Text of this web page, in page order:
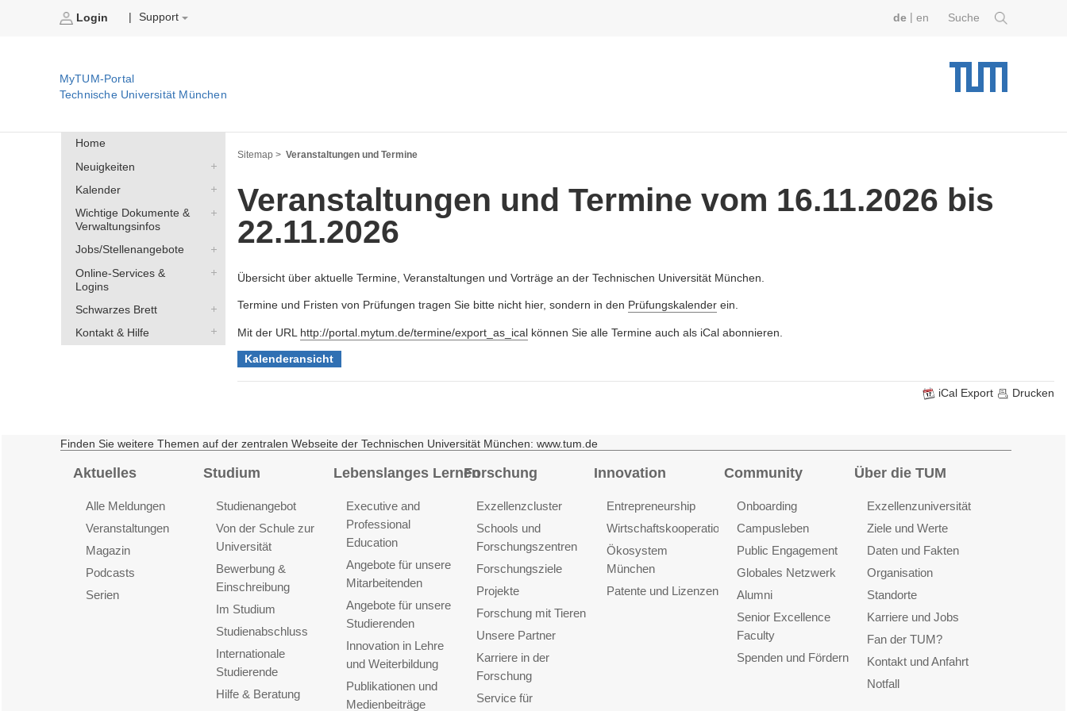
Login Support Suche
de en
MyTUM-Portal
Technische Universität München
Home
Neuigkeiten
Kalender
Wichtige Dokumente &
Verwaltungsinfos
Jobs/Stellenangebote
Online-Services &
Logins
Schwarzes Brett
Kontakt & Hilfe
Sitemap > Veranstaltungen und Termine
Veranstaltungen und Termine vom 16.11.2026 bis
22.11.2026
Übersicht über aktuelle Termine, Veranstaltungen und Vorträge an der Technischen Universität München.
Termine und Fristen von Prüfungen tragen Sie bitte nicht hier, sondern in den Prüfungskalenderein.
Mit der URL http://portal.mytum.de/termine/export_as_ical können Sie alle Termine auch als iCal abonnieren.
Kalenderansicht
iCal Export Drucken
Finden Sie weitere Themen auf der zentralen Webseite der Technischen Universität München: www.tum.de
Aktuelles
Alle Meldungen
Veranstaltungen
Magazin
Podcasts
Serien
Studium
Studienangebot
Von der Schule zur
Universität
Bewerbung &
Einschreibung
Im Studium
Studienabschluss
Internationale
Studierende
Hilfe & Beratung
Lebenslanges Lernen
Executive and
Professional
Education
Angebote für unsere
Mitarbeitenden
Angebote für unsere
Studierenden
Innovation in Lehre
und Weiterbildung
Publikationen und
Medienbeiträge
Forschung
Exzellenzcluster
Schools und
Forschungszentren
Forschungsziele
Projekte
Forschung mit Tieren
Unsere Partner
Karriere in der
Forschung
Service für
Innovation
Entrepreneurship
Wirtschaftskooperationen
Ökosystem
München
Patente und Lizenzen
Community
Onboarding
Campusleben
Public Engagement
Globales Netzwerk
Alumni
Senior Excellence
Faculty
Spenden und Fördern
Über die TUM
Exzellenzuniversität
Ziele und Werte
Daten und Fakten
Organisation
Standorte
Karriere und Jobs
Fan der TUM?
Kontakt und Anfahrt
Notfall